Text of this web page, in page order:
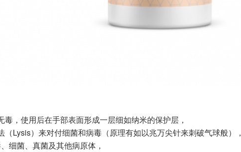
，使用后在手部表面形成一层细如纳米的保护层，
Lysis）来对付细菌和病毒（原理有如以兆万尖针来刺破气球般），
细菌、真菌及其他病原体，